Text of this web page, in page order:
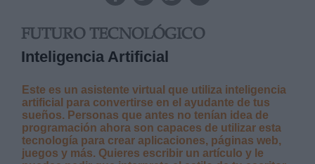
FUTURO TECNOLÓGICO
Inteligencia Artificial
Este es un asistente virtual que utiliza inteligencia
artificial para convertirse en el ayudante de tus
sueños. Personas que antes no tenían idea de
programación ahora son capaces de utilizar esta
tecnología para crear aplicaciones, páginas web,
juegos y más. Quieres escribir un artículo y le